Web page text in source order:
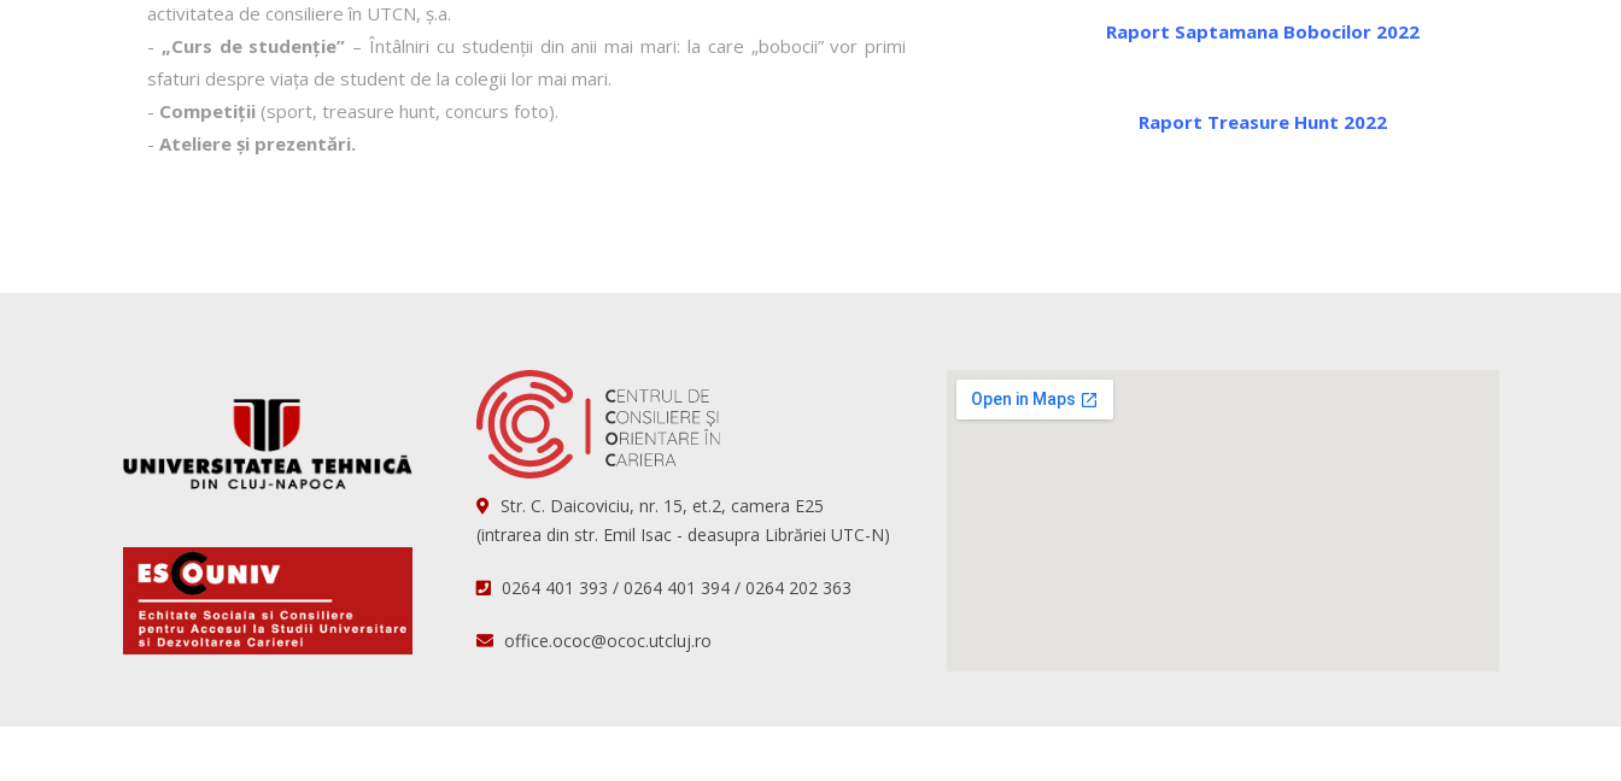
activitatea de consiliere în UTCN, ş.a.
- „Curs de studenție” – Întâlniri cu studenții din anii mai mari: la care „bobocii” vor primi
sfaturi despre viața de student de la colegii lor mai mari.
- Competiții (sport, treasure hunt, concurs foto).
- Ateliere și prezentări.
Raport Saptamana Bobocilor 2022
Raport Treasure Hunt 2022
Str. C. Daicoviciu, nr. 15, et.2, camera E25
(intrarea din str. Emil Isac - deasupra Librăriei UTC-N)
0264 401 393 / 0264 401 394 / 0264 202 363
office.ococ@ococ.utcluj.ro